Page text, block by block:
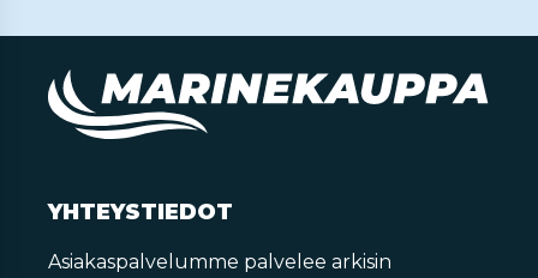
YHTEYSTIEDOT
Asiakaspalvelumme palvelee arkisin